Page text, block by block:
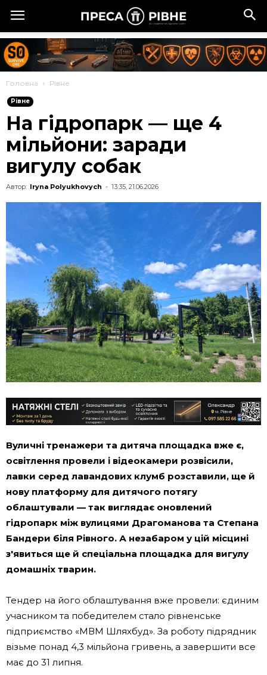
Головна Рівне
Рівне
На гідропарк — ще 4
мільйони: заради
вигулу собак
Автор: Iryna Polyukhovych - 13:35, 21.06.2026
Вуличні тренажери та дитяча площадка вже є,
освітлення провели і відеокамери розвісили,
лавки серед лавандових клумб розставили, ще й
нову платформу для дитячого потягу
облаштували — так виглядає оновлений
гідропарк між вулицями Драгоманова та Степана
Бандери біля Рівного. А незабаром у цій місцині
з'явиться ще й спеціальна площадка для вигулу
домашніх тварин.
Тендер на його облаштування вже провели: єдиним
учасником та победителем стало рівненське
підприємство «МВМ Шляхбуд». За роботу підрядник
візьме понад 4,3 мільйона гривень, а завершити все
має до 31 липня.